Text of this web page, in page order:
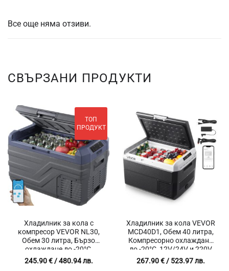
Все още няма отзиви.
СВЪРЗАНИ ПРОДУКТИ
Хладилник за кола с
компресор VEVOR NL30,
Обем 30 литра, Бързо
охлаждане до -20°C,
Bluetooth мобилен контрол
245.90€/ 480.94 лв.
ТОП
ПРОДУКТ
Хладилник за кола VEVOR
MCD40D1, Обем 40 литра,
Компресорно охлаждане
до -20°C, 12V/24V и 220V
захранване за къмпинг,
риболов и почивки
267.90€/ 523.97 лв.